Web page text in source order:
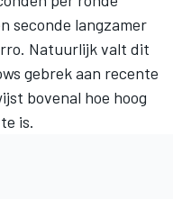
seconde langzamer
. Natuurlijk valt dit
gebrek aan recente
bovenal hoe hoog
is.